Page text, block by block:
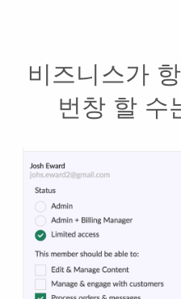
비즈니스가
번창 할 수